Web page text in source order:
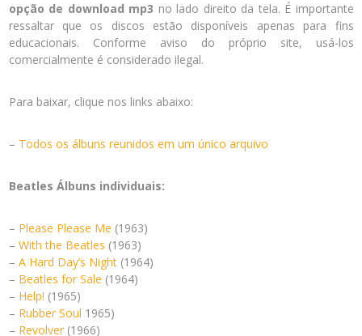
opção de download mp3 no lado direito da tela. É importante
ressaltar que os discos estão disponíveis apenas para fins
educacionais. Conforme aviso do próprio site, usá-los
comercialmente é considerado ilegal.
Para baixar, clique nos links abaixo:
– Todos os álbuns reunidos em um único arquivo
Beatles Álbuns individuais:
– Please Please Me (1963)
– With the Beatles (1963)
– A Hard Day’s Night(1964)
– Beatles for Sale (1964)
– Help! (1965)
– Rubber Soul 1965)
– Revolver(1966)